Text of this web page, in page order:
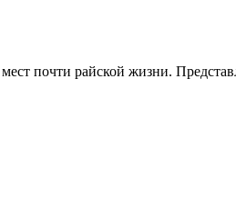
почти райской жизни.